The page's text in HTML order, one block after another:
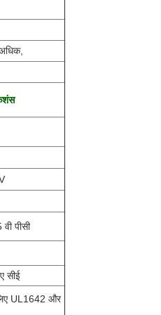
पीसी
सीई
UL1642 और